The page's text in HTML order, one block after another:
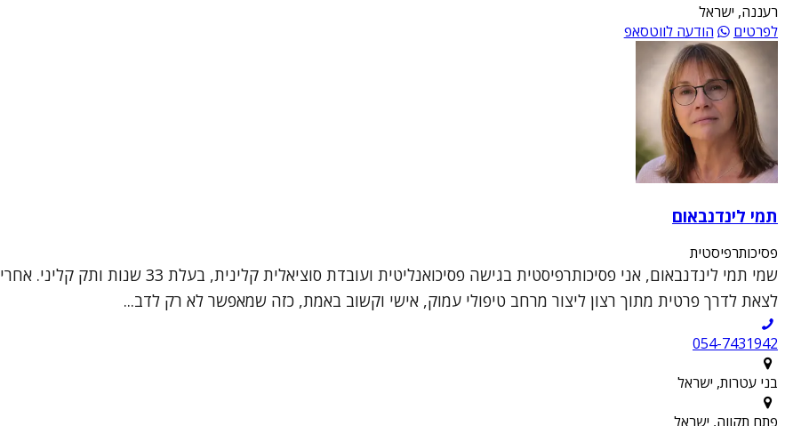
רעננה, ישראל
לפרטים
הודעה לווטסאפ
תמי לינדנבאום
פסיכותרפיסטית
שמי תמי לינדנבאום, אני פסיכותרפיסטית
לצאת לדרך פרטית מתוך רצון ליצור מרחב טיפולי עמוק, אישי וקשוב באמת, כזה שמאפשר לא רק לדב...
054-7431942
בני עטרות, ישראל
פתח תקווה, ישראל